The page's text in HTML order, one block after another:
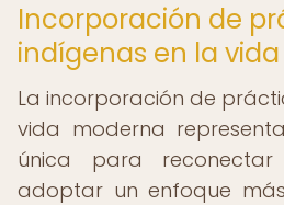
Incorporación de
indígenas en la
La incorporación de
vida moderna
única para
adoptar un enfoque